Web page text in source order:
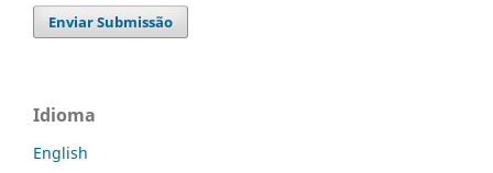
Enviar Submissão
Idioma
English